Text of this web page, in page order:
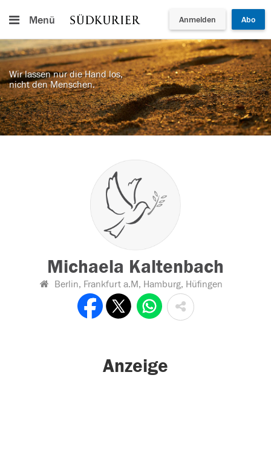
Menü Anmelden Abo
Wir lassen nur die Hand los,
nicht den Menschen.
Michaela Kaltenbach
Berlin, Frankfurt a.M, Hamburg, Hüfingen
Anzeige